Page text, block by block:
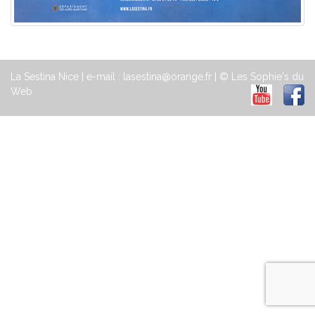
La Sestina Nice | e-mail : lasestina@orange.fr | © Les Sophie's du
Web